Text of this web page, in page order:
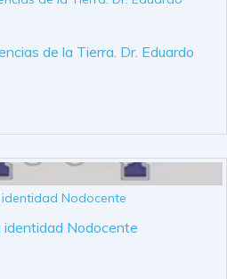
de la Tierra. Dr. Eduardo
identidad Nodocente